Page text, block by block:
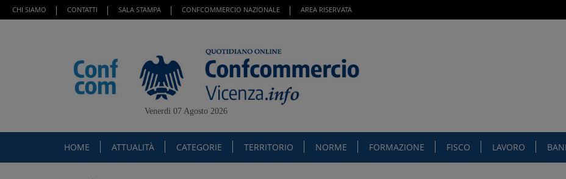
CHI SIAMO CONTATTI SALA STAMPA CONFCOMMERCIO NAZIONALE AREA RISERVATA
Venerdì 07 Agosto 2026
HOME ATTUALITÀ CATEGORIE TERRITORIO NORME FORMAZIONE FISCO LAVORO